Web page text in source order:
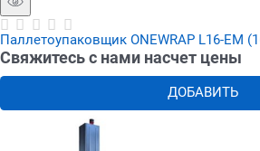
Паллетоупаковщик ONEWRAP L16-EM
Свяжитесь с нами насчет цены
ДОБАВИТЬ